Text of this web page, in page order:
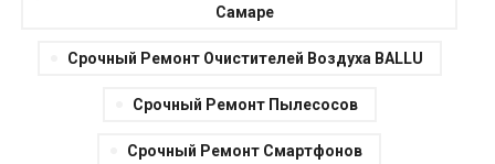
Самаре
Срочный Ремонт Очистителей Воздуха BALLU
Срочный Ремонт Пылесосов
Срочный Ремонт Смартфонов